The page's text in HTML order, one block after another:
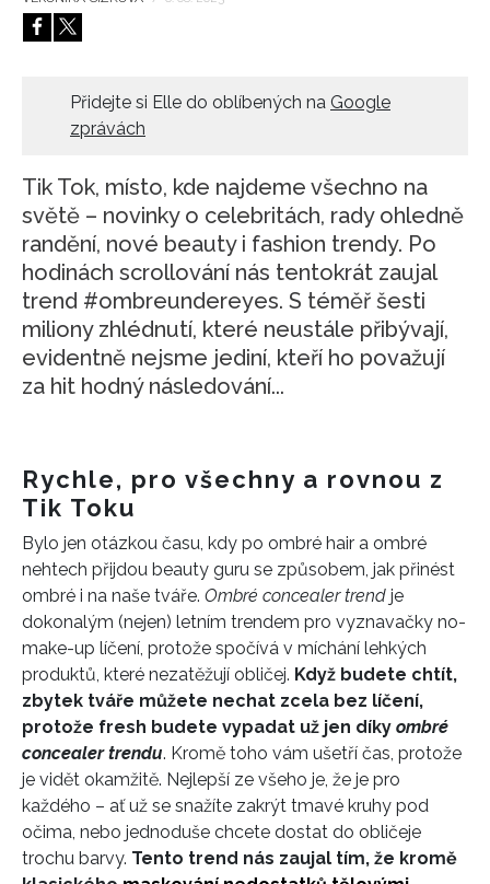
HOME
Přidejte si Elle do oblíbených na Google
zprávách
Tik Tok, místo, kde najdeme všechno na
světě – novinky o celebritách, rady ohledně
randění, nové beauty i fashion trendy. Po
hodinách scrollování nás tentokrát zaujal
trend #ombreundereyes. S téměř šesti
miliony zhlédnutí, které neustále přibývají,
evidentně nejsme jediní, kteří ho považují
za hit hodný následování...
Rychle, pro všechny a rovnou z
Tik Toku
Bylo jen otázkou času, kdy po ombré hair a ombré
nehtech přijdou beauty guru se způsobem, jak přinést
ombré i na naše tváře. Ombré concealer trend je
dokonalým (nejen) letním trendem pro vyznavačky no-
make-up líčení, protože spočívá v míchání lehkých
produktů, které nezatěžují obličej. Když budete chtít,
zbytek tváře můžete nechat zcela bez líčení,
protože fresh budete vypadat už jen díky ombré
concealer trendu. Kromě toho vám ušetří čas, protože
je vidět okamžitě. Nejlepší ze všeho je, že je pro
každého – ať už se snažíte zakrýt tmavé kruhy pod
očima, nebo jednoduše chcete dostat do obličeje
trochu barvy. Tento trend nás zaujal tím, že kromě